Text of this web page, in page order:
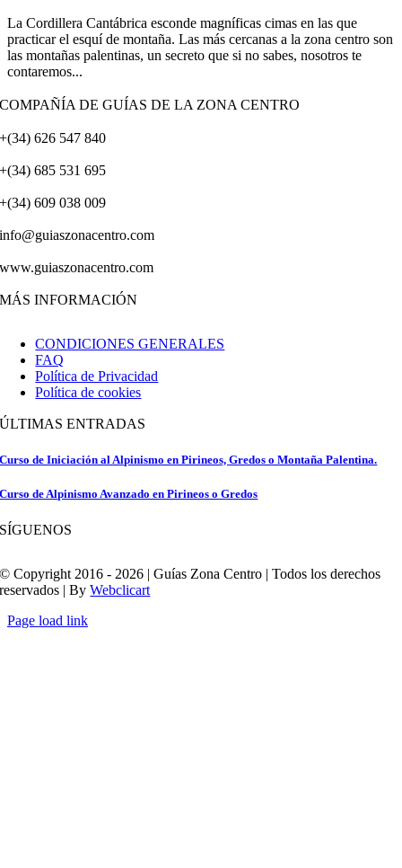
La Cordillera Cantábrica esconde magníficas cimas en las que
practicar el esquí de montaña. Las más cercanas a la zona centro son
las montañas palentinas, un secreto que si no sabes, nosotros te
contaremos...
COMPAÑÍA DE GUÍAS DE LA ZONA CENTRO
+(34) 626 547 840
+(34) 685 531 695
+(34) 609 038 009
info@guiaszonacentro.com
www.guiaszonacentro.com
MÁS INFORMACIÓN
CONDICIONES GENERALES
FAQ
Política de Privacidad
Política de cookies
ÚLTIMAS ENTRADAS
Curso de Iniciación al Alpinismo en Pirineos, Gredos o Montaña Palentina.
Curso de Alpinismo Avanzado en Pirineos o Gredos
SÍGUENOS
© Copyright 2016 - 2026 | Guías Zona Centro | Todos los derechos
reservados | ByWebclicart
Page load link